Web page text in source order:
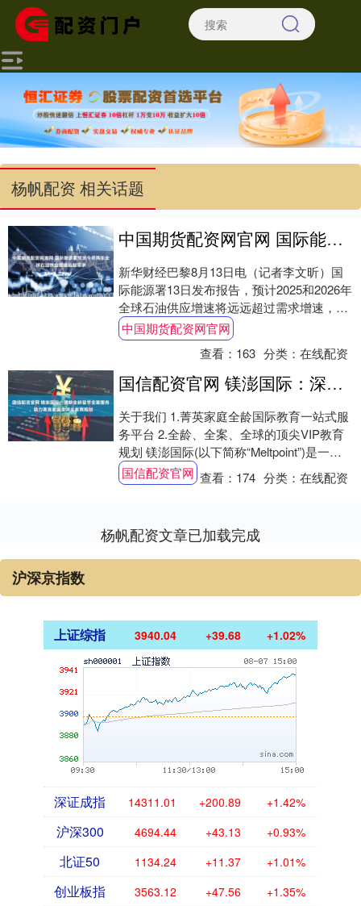
杨帆配资 相关话题
中国期货配资网官网 国际能源署预测今明两年全球石油供应增速远超需求
新华财经巴黎8月13日电（记者李文昕）国
际能源署13日发布报告，预计2025和2026年
全球石油供应增速将远远超过需求增速，导
致市场进一步失衡。 报告说，由于欧....
中国期货配资网官网
查看： 163 分类：在线配资
国信配资官网 镁澎国际：深耕全龄留学全案服务，助力菁英家庭全球化教育规划
关于我们 1.菁英家庭全龄国际教育一站式服
务平台 2.全龄、全案、全球的顶尖VIP教育
规划 镁澎国际(以下简称“Meltpoint”)是一家
专注于为菁英家庭提供....
国信配资官网 查看： 174 分类：在线配资
杨帆配资文章已加载完成
沪深京指数
上证综指 3940.04 +39.68 +1.02%
深证成指 14311.01 +200.89 +1.42%
沪深300 4694.44 +43.13 +0.93%
北证50 1134.24 +11.37 +1.01%
创业板指 3563.12 +47.56 +1.35%